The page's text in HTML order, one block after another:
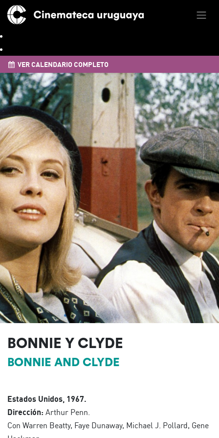
VER CALENDARIO COMPLETO
BONNIE Y CLYDE
BONNIE AND CLYDE
Estados Unidos, 1967.
Dirección: Arthur Penn.
Con Warren Beatty, Faye Dunaway, Michael J. Pollard, Gene